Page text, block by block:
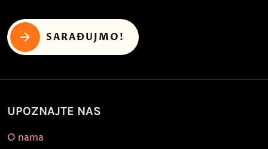
SARAĐUJMO!
UPOZNAJTE NAS
O nama